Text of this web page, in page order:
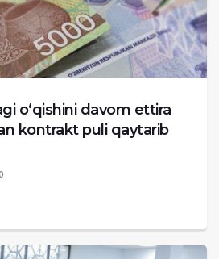
o‘qishini davom ettira
kontrakt puli qaytarib